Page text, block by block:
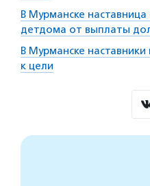
В Мурманске наставница
детдома от выплаты
В Мурманске
к цели